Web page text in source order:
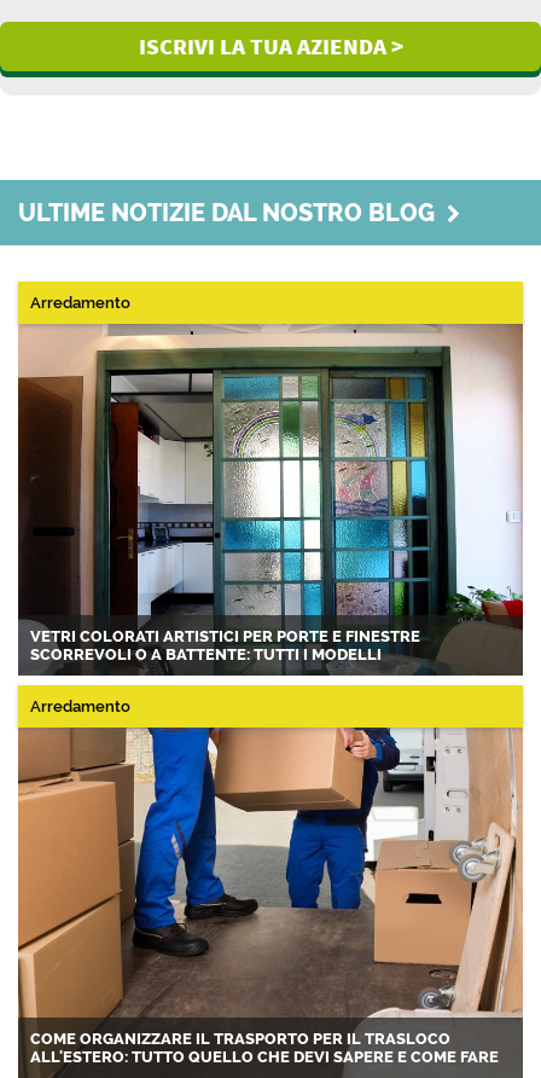
ISCRIVI LA TUA AZIENDA >
ULTIME NOTIZIE DAL NOSTRO BLOG
Arredamento
VETRI COLORATI ARTISTICI PER PORTE E FINESTRE
SCORREVOLI O A BATTENTE: TUTTI I MODELLI
Arredamento
COME ORGANIZZARE IL TRASPORTO PER IL TRASLOCO
ALL'ESTERO: TUTTO QUELLO CHE DEVI SAPERE E COME FARE